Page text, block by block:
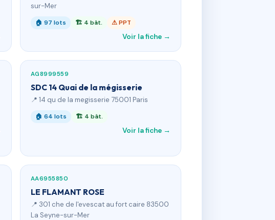
sur-Mer
🏠 97 lots 🏗 4 bât. ⚠ PPT
Voir la fiche →
AG8999559
SDC 14 Quai de la mégisserie
📍 14 qu de la megisserie 75001 Paris
🏠 64 lots 🏗 4 bât.
Voir la fiche →
AA6955850
LE FLAMANT ROSE
📍 301 che de l'evescat au fort caire 83500
La Seyne-sur-Mer